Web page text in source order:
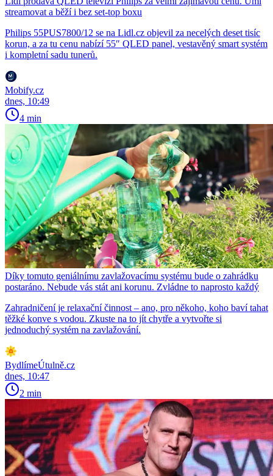
streamovat a běží i bez set-top boxu
Philips 55PUS7800/12 se na Lidl.cz objevil za necelých deset tisíc
korun, a za tu cenu nabízí 55″ QLED panel, vestavěný smart systém
i kompletní sadu tunerů.
Mobify.cz
dnes, 10:49
4 min
Díky tomuto geniálnímu zavlažovacímu systému bude o zahrádku
postaráno. Nebude vás stát ani korunu. Zvládne to naprosto každý
Zahradničení je relaxační činnost – ano, pro někoho, koho baví tahat
těžké konve s vodou. Zkuste na to jít chytře a vytvořte si
jednoduchý systém na zavlažování.
BydlímeÚtulně.cz
dnes, 10:47
2 min